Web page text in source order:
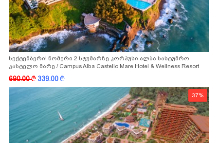
სექტემბერი! ნომერი 2 სტუმარზე კორპუსი ალბა სასტუმრო
კასტელო მარე / Campus Alba Castello Mare Hotel & Wellness Resort
690.00k 339.00k
37%